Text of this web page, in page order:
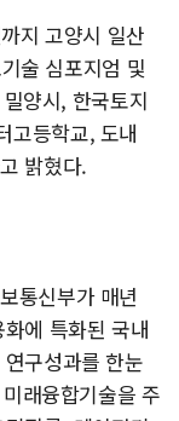
지 고양시 일산
술 심포지엄 및
양시, 한국토지
고등학교, 도내
밝혔다.
통신부가 매년
에 특화된 국내
구성과를 한눈
래융합기술을 주